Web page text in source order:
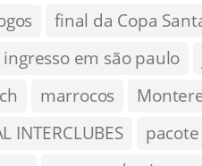
final da Copa
ingresso em são paulo
marrocos
INTERCLUBES